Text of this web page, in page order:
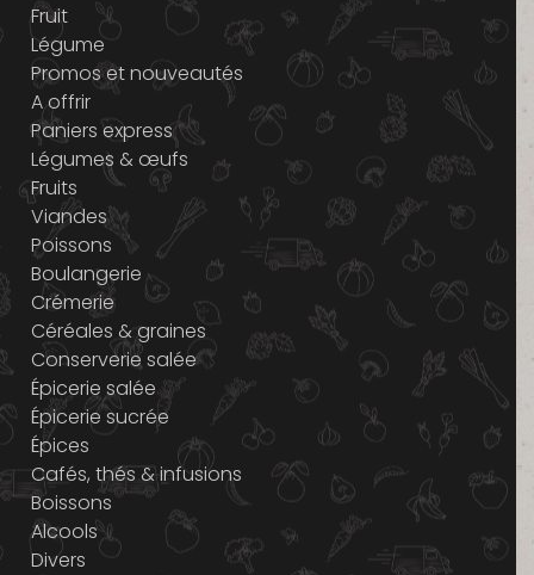
Fruit
Légume
Promos et nouveautés
A offrir
Paniers express
Légumes & œufs
Fruits
Viandes
Poissons
Boulangerie
Crémerie
Céréales & graines
Conserverie salée
Épicerie salée
Épicerie sucrée
Épices
Cafés, thés & infusions
Boissons
Alcools
Divers